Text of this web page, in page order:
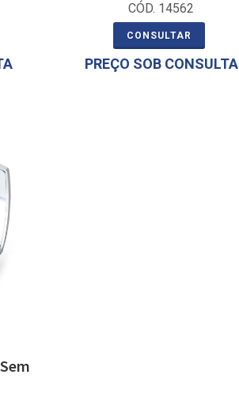
CÓD. 14562
CONSULTAR
PREÇO SOB CONSULTA